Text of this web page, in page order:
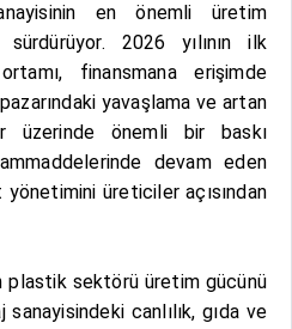
en önemli üretim
sürdürüyor. 2026 yılının ilk
finansmana erişimde
yavaşlama ve artan
üzerinde önemli bir baskı
devam eden
yönetimini üreticiler açısından
plastik sektörü üretim gücünü
sanayisindeki canlılık, gıda ve